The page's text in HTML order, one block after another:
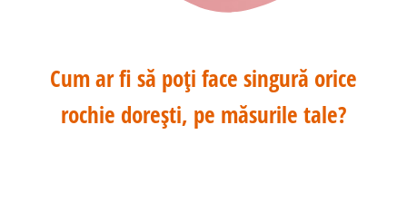
Cum ar fi să poți face singură orice
rochie dorești, pe măsurile tale?